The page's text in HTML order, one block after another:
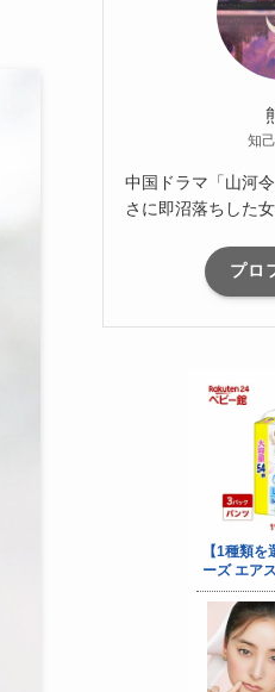
知
中国ドラマ「山河
さに即沼落ちした
プロ